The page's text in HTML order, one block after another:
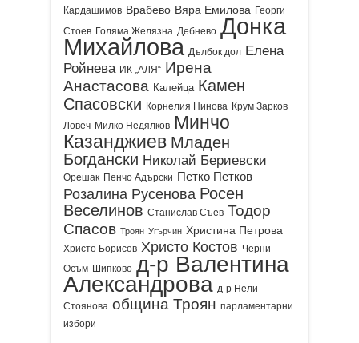
Кардашимов Врабево Вяра Емилова Георги
Стоев Голяма Желязна Дебнево Донка
Михайлова Дълбок дол Елена
Ройнева ИК „АЛЯ“ Ирена
Анастасова Калейца Камен
Спасовски Корнелия Нинова Крум Зарков
Ловеч Милко Недялков Минчо
Казанджиев Младен
Богдански Николай Бериевски
Орешак Пенчо Адърски Петко Петков
Розалина Русенова Росен
Веселинов Станислав Съев Тодор
Спасов Троян Угърчин Христина Петрова
Христо Борисов Христо Костов Черни
Осъм
Шипково д-р Валентина
Александрова д-р Нели
Стоянова община Троян парламентарни
избори